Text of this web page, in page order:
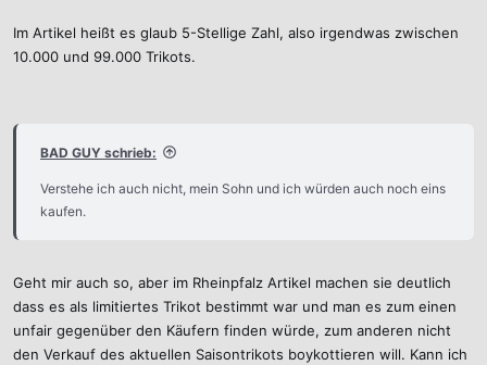
Im Artikel heißt es glaub 5-Stellige Zahl, also irgendwas zwischen
10.000 und 99.000 Trikots.
BAD GUY schrieb:
Verstehe ich auch nicht, mein Sohn und ich würden auch noch eins
kaufen.
Geht mir auch so, aber im Rheinpfalz Artikel machen sie deutlich
dass es als limitiertes Trikot bestimmt war und man es zum einen
unfair gegenüber den Käufern finden würde, zum anderen nicht
den Verkauf des aktuellen Saisontrikots boykottieren will. Kann ich